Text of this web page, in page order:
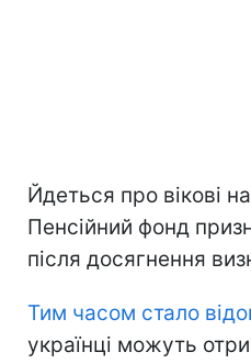
Йдеться про вікові
Пенсійний фонд
після досягнення
Тим часом стало
українці можуть